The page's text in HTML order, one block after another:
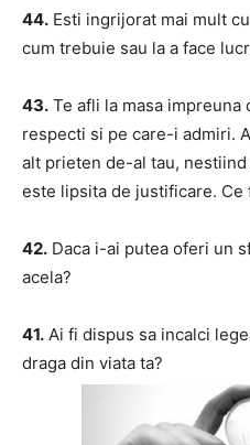
44. Esti ingrijorat mai mult
cum trebuie sau la a face
43. Te afli la masa
respecti si pe care-i admiri.
alt prieten de-al tau,
este lipsita de justificare. Ce
42. Daca i-ai putea oferi un
acela?
41. Ai fi dispus sa incalci
draga din viata ta?